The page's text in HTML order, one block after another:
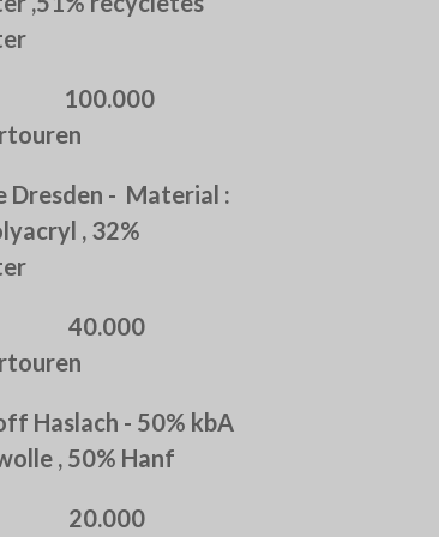
100.000
Dresden - Material :
, 32%
Haslach - 50% kbA
, 50% Hanf